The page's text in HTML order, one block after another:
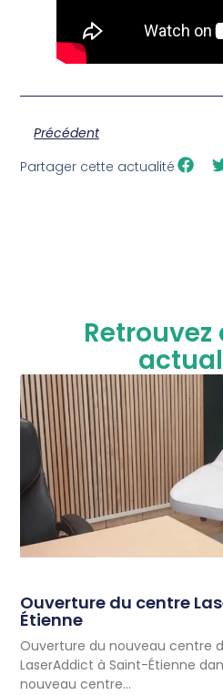
Précédent
Partager cette actualité
Ouverture du centre
Étienne
Ouverture du nouveau centre
LaserAddict à Saint-Étienne
nouveau centre…